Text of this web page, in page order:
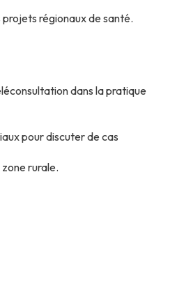
régionaux de santé.
dans la pratique
pour discuter de cas
rurale.